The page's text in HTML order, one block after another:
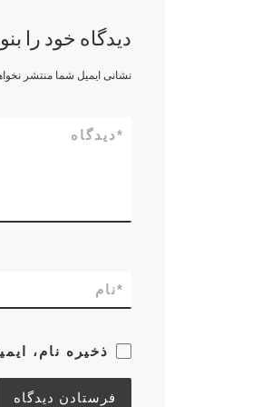
دیدگاه خود را
نشانی ایمیل شما منتشر
دیدگاه*
نام*
ذخیره نام،